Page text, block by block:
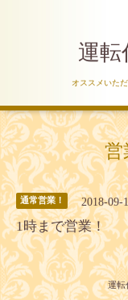
運転
オススメいた
営
通常営業！ 2018-09-
1時まで営業！
運転